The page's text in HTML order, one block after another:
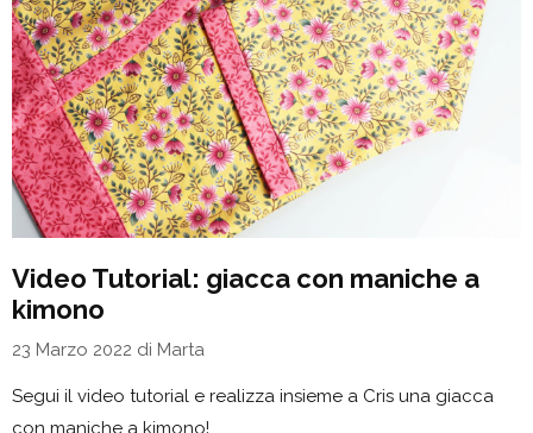
Video Tutorial: giacca con maniche a
kimono
23 Marzo 2022 di Marta
Segui il video tutorial e realizza insieme a Cris una giacca
con maniche a kimono!